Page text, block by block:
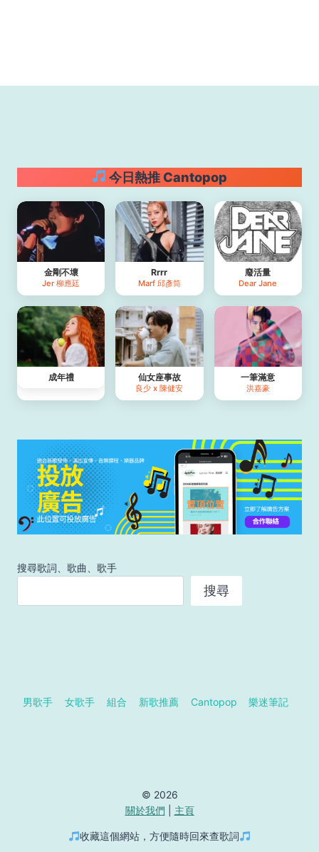
今日熱推 Cantopop
金剛不壞
Jer 柳應廷
Rrrr
Marf 邱彥筒
廢活量
Dear Jane
成年禮 仙女座事故
良少 x 陳健安
一筆滿意
洪嘉豪
搜尋歌詞、歌曲、歌手
搜尋
男歌手 女歌手 組合 新歌推薦 Cantopop 樂迷筆記
© 2026
關於我們
主頁
收藏這個網站，方便隨時回來查歌詞